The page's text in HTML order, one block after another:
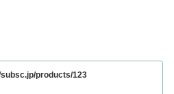
products/123